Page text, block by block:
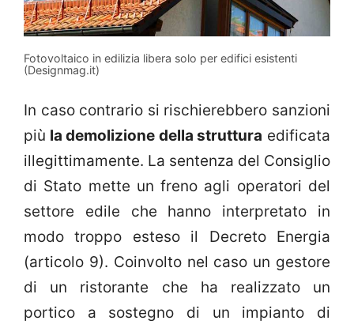
Fotovoltaico in edilizia libera solo per edifici esistenti
(Designmag.it)
In caso contrario si rischierebbero sanzioni
più la demolizione della struttura edificata
illegittimamente. La sentenza del Consiglio
di Stato mette un freno agli operatori del
settore edile che hanno interpretato in
modo troppo esteso il Decreto Energia
(articolo 9). Coinvolto nel caso un gestore
di un ristorante che ha realizzato un
portico a sostegno di un impianto di